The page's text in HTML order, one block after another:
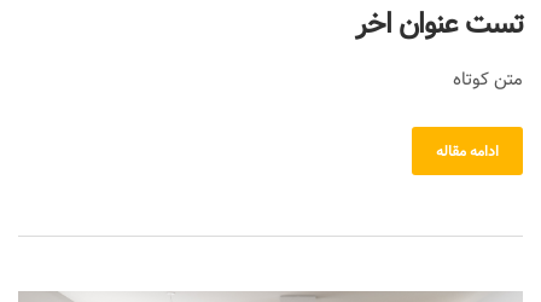
تست عنوان اخر
متن کوتاه
ادامه مقاله